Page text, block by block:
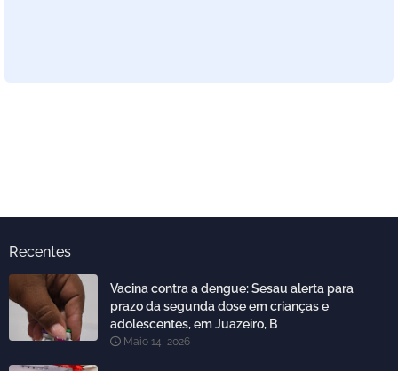
Recentes
Vacina contra a dengue: Sesau alerta para
prazo da segunda dose em crianças e
adolescentes, em Juazeiro, B
Maio 14, 2026